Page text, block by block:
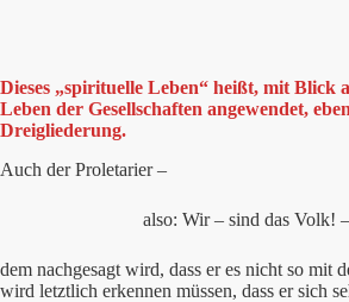
Dieses „spirituelle Leben“ heißt, mit Blick
Leben der Gesellschaften angewendet,
Dreigliederung.
Auch der Proletarier –
also: Wir – sind das Volk! –
dem nachgesagt wird, dass er es nicht so mit
wird letztlich erkennen müssen, dass er sich